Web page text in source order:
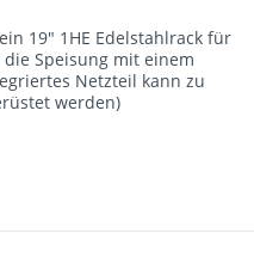
19" 1HE Edelstahlrack für
die Speisung mit einem
Netzteil kann zu
werden)